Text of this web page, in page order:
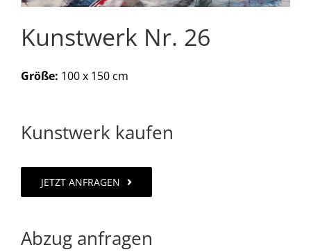
WERTGUTSCHEIN BESTELLEN
INSTAGRAM
YOUTUBE
Kunstwerk Nr. 26
Größe: 100 x 150 cm
Kunstwerk kaufen
JETZT ANFRAGEN
Abzug anfragen